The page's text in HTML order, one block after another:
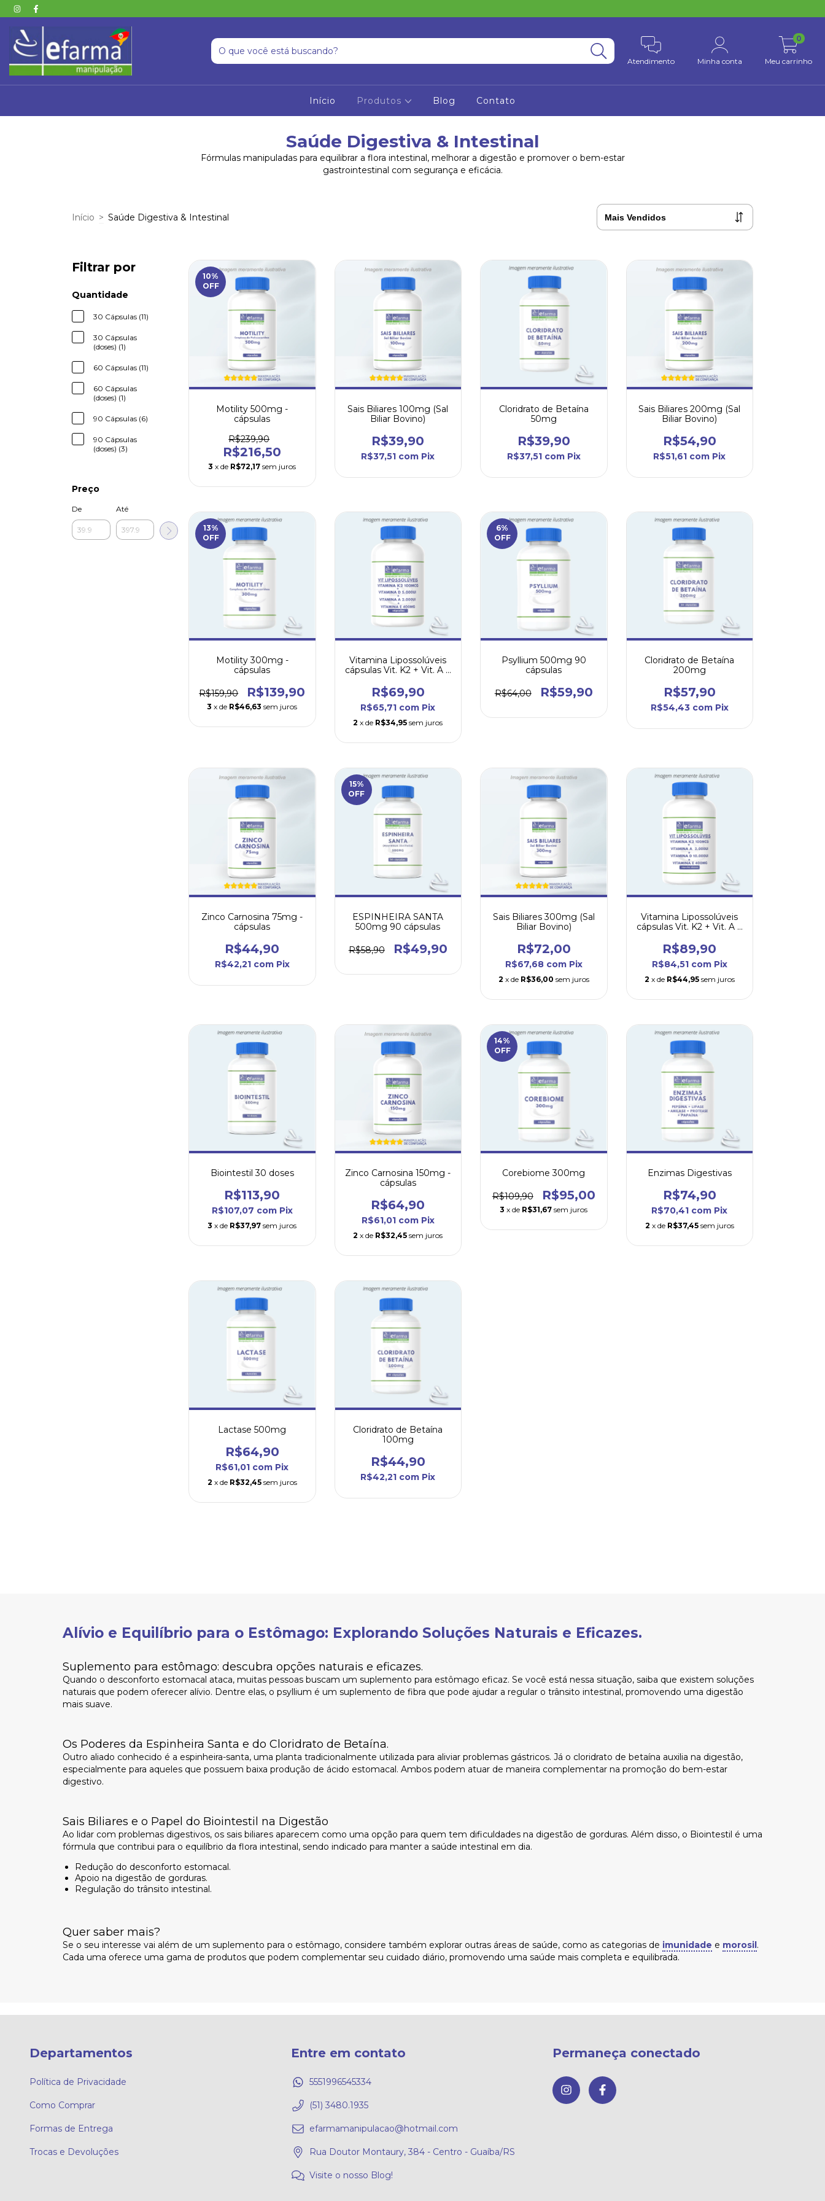
Atendimento Minha conta Meu carrinho
0
Início Produtos Blog Contato
Saúde Digestiva & Intestinal
Fórmulas manipuladas para equilibrar a flora intestinal, melhorar a digestão e promover o bem-estar
gastrointestinal com segurança e eficácia.
Início > Saúde Digestiva & Intestinal
Filtrar por
Quantidade
30 Cápsulas (11)
30 Cápsulas
(doses) (1)
60 Cápsulas (11)
60 Cápsulas
(doses) (1)
90 Cápsulas (6)
90 Cápsulas
(doses) (3)
Preço
De Até
10%
OFF
Motility 500mg -
cápsulas
R$239,90
R$216,50
3 x de R$72,17 sem juros
Sais Biliares 100mg (Sal
Biliar Bovino)
R$39,90
R$37,51 com Pix
Cloridrato de Betaína
50mg
R$39,90
R$37,51 com Pix
Sais Biliares 200mg (Sal
Biliar Bovino)
R$54,90
R$51,61 com Pix
13%
OFF
Motility 300mg -
cápsulas
R$159,90 R$139,90
3 x de R$46,63 sem juros
Vitamina Lipossolúveis
cápsulas Vit. K2 + Vit. A +
R$69,90
R$65,71 com Pix
2 x de R$34,95 sem juros
6%
OFF
Psyllium 500mg 90
cápsulas
R$64,00 R$59,90
Cloridrato de Betaína
200mg
R$57,90
R$54,43 com Pix
Zinco Carnosina 75mg -
cápsulas
R$44,90
R$42,21 com Pix
15%
OFF
ESPINHEIRA SANTA
500mg 90 cápsulas
R$58,90 R$49,90
Sais Biliares 300mg (Sal
Biliar Bovino)
R$72,00
R$67,68 com Pix
2 x de R$36,00 sem juros
Vitamina Lipossolúveis
cápsulas Vit. K2 + Vit. A +
R$89,90
R$84,51 com Pix
2 x de R$44,95 sem juros
Biointestil 30 doses
R$113,90
R$107,07 com Pix
3 x de R$37,97 sem juros
Zinco Carnosina 150mg -
cápsulas
R$64,90
R$61,01 com Pix
2 x de R$32,45 sem juros
14%
OFF
Corebiome 300mg
R$109,90 R$95,00
3 x de R$31,67 sem juros
Enzimas Digestivas
R$74,90
R$70,41 com Pix
2 x de R$37,45 sem juros
Lactase 500mg
R$64,90
R$61,01 com Pix
2 x de R$32,45 sem juros
Cloridrato de Betaína
100mg
R$44,90
R$42,21 com Pix
Alívio e Equilíbrio para o Estômago: Explorando Soluções Naturais e Eficazes.
Suplemento para estômago: descubra opções naturais e eficazes.
Quando o desconforto estomacal ataca, muitas pessoas buscam um suplemento para estômago eficaz. Se você está nessa situação, saiba que existem soluções
naturais que podem oferecer alívio. Dentre elas, o psyllium é um suplemento de fibra que pode ajudar a regular o trânsito intestinal, promovendo uma digestão
mais suave.
Os Poderes da Espinheira Santa e do Cloridrato de Betaína.
Outro aliado conhecido é a espinheira-santa, uma planta tradicionalmente utilizada para aliviar problemas gástricos. Já o cloridrato de betaína auxilia na digestão,
especialmente para aqueles que possuem baixa produção de ácido estomacal. Ambos podem atuar de maneira complementar na promoção do bem-estar
digestivo.
Sais Biliares e o Papel do Biointestil na Digestão
Ao lidar com problemas digestivos, os sais biliares aparecem como uma opção para quem tem dificuldades na digestão de gorduras. Além disso, o Biointestil é uma
fórmula que contribui para o equilíbrio da flora intestinal, sendo indicado para manter a saúde intestinal em dia.
Redução do desconforto estomacal.
Apoio na digestão de gorduras.
Regulação do trânsito intestinal.
Quer saber mais?
Se o seu interesse vai além de um suplemento para o estômago, considere também explorar outras áreas de saúde, como as categorias de imunidade e morosil.
Cada uma oferece uma gama de produtos que podem complementar seu cuidado diário, promovendo uma saúde mais completa e equilibrada.
Departamentos
Política de Privacidade
Como Comprar
Formas de Entrega
Trocas e Devoluções
Entre em contato
5551996545334
(51) 3480.1935
efarmamanipulacao@hotmail.com
Rua Doutor Montaury, 384 - Centro - Guaíba/RS
Visite o nosso Blog!
Permaneça conectado